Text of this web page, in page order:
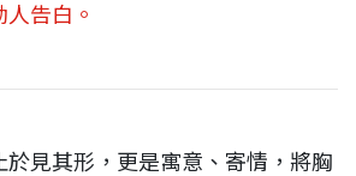
告白。
於見其形，更是寓意、寄情，將胸